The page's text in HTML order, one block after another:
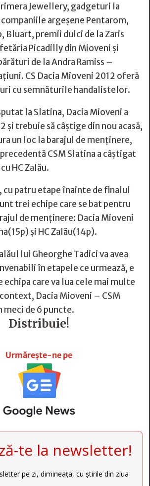
Jewellery, gadgeturi la
argeșene Pentarom,
Bluart, premii dulci de la Zaris
Picadilly din Mioveni și
de la Andra Ramiss –
CS Dacia Mioveni 2012 oferă
cu semnăturile handalistelor.
la Slatina, Dacia Mioveni a
și trebuie să câștige din nou acasă,
un loc la barajul de menținere,
CSM Slatina a câștigat
HC Zalău.
patru etape înainte de finalul
trei echipe care se bat pentru
de menținere: Dacia Mioveni
și HC Zalău(14p).
lui Gheorghe Tadici va avea
în etapele ce urmează, e
echipa care va lua cele mai multe
Dacia Mioveni – CSM
meci de 6 puncte.
Distribuie!
Urmărește-ne pe
te la newsletter!
pe zi, dimineața, cu știrile din ziua